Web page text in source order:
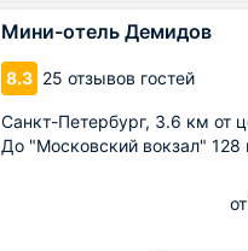
Мини-отель Демидов
8.3 25 отзывов гостей
Санкт-Петербург, 3.6 км от
До "Московский вокзал" 128
от